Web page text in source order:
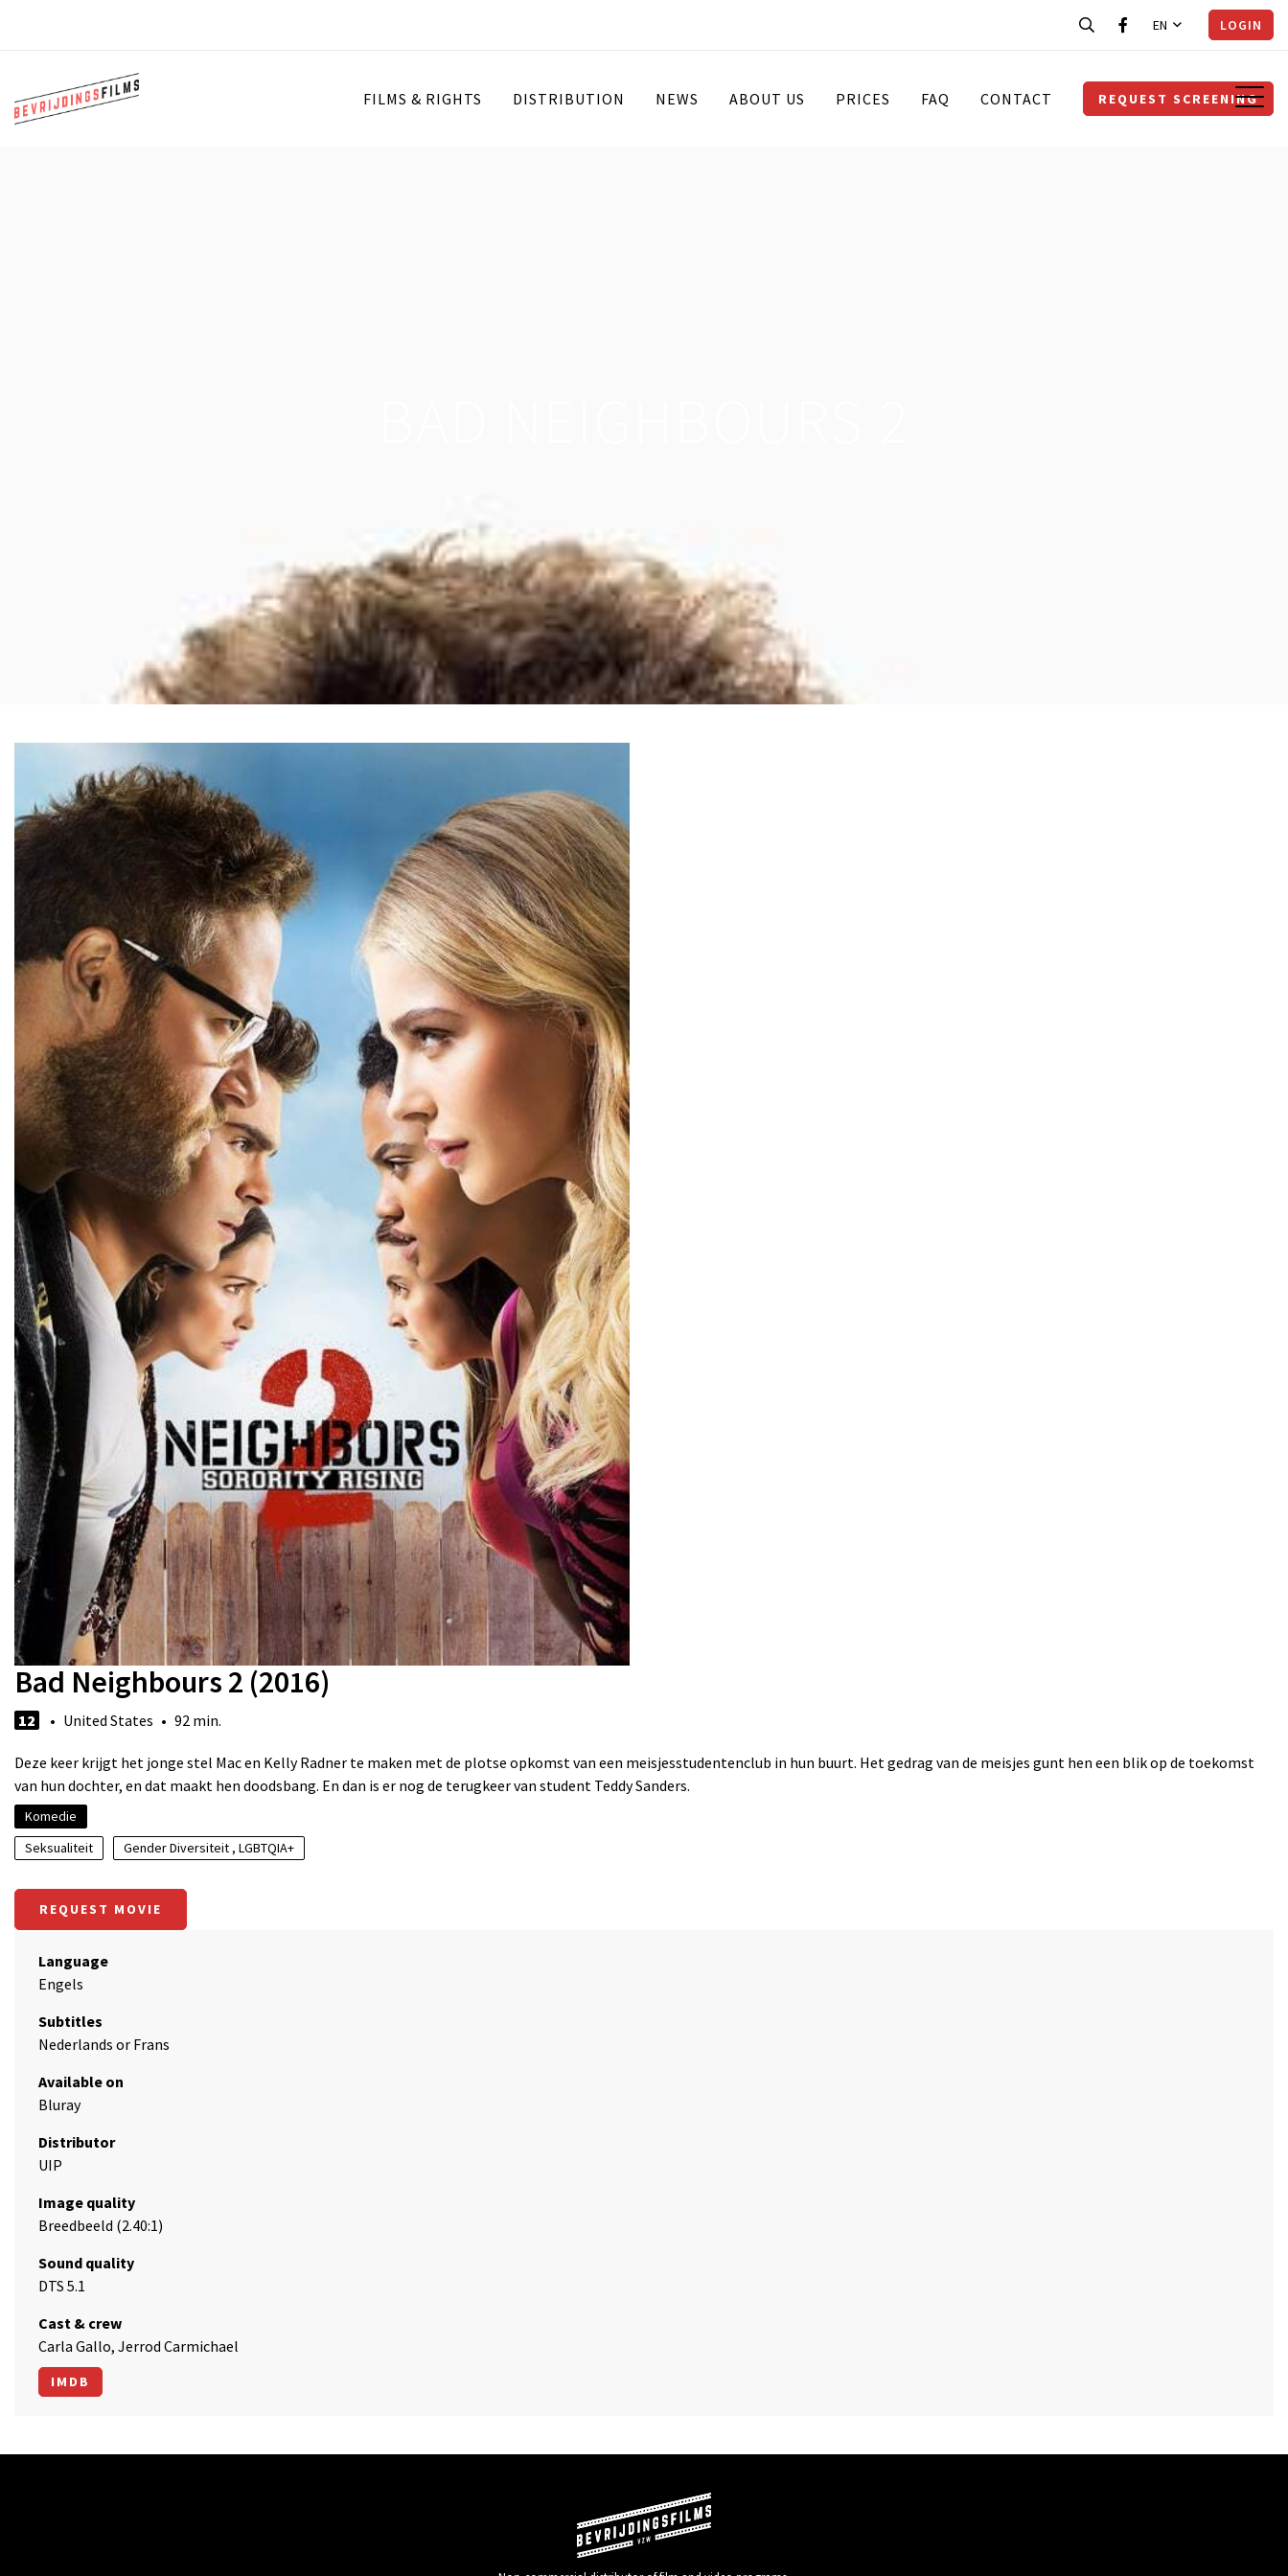
EN LOGIN
FILMS & RIGHTS DISTRIBUTION NEWS ABOUT US PRICES FAQ CONTACT REQUEST SCREENING
Bad Neighbours 2 (2016)
12 • United States • 92 min.
Deze keer krijgt het jonge stel Mac en Kelly Radner te maken met de plotse opkomst van een meisjesstudentenclub in hun buurt. Het gedrag van de meisjes gunt hen een blik op de toekomst
van hun dochter, en dat maakt hen doodsbang. En dan is er nog de terugkeer van student Teddy Sanders.
Komedie
Seksualiteit
Gender Diversiteit , LGBTQIA+
REQUEST MOVIE
Language
Engels
Subtitles
Nederlands or Frans
Available on
Bluray
Distributor
UIP
Image quality
Breedbeeld (2.40:1)
Sound quality
DTS 5.1
Cast & crew
Carla Gallo, Jerrod Carmichael
IMDB